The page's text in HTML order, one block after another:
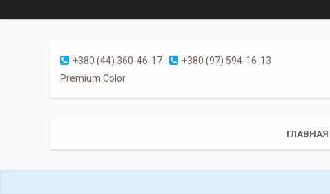
+380 (44) 360-46-17
+380 (97) 594-16-13
Premium Color
ГЛАВНАЯ